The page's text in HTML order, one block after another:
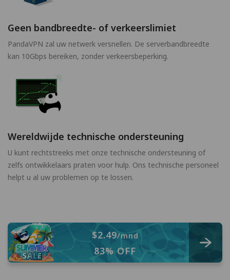
Geen bandbreedte- of verkeerslimiet
PandaVPN zal uw netwerk versnellen. De serverbandbreedte
kan 10Gbps bereiken, zonder verkeersbeperking.
Wereldwijde technische ondersteuning
U kunt rechtstreeks met onze technische ondersteuning of
zelfs ontwikkelaars praten voor hulp. Ons technische personeel
helpt u al uw problemen op te lossen.
$2.49/mnd
83% OFF